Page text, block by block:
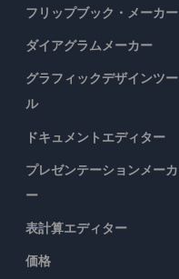
フリップブック・メーカー
ダイアグラムメーカー
グラフィックデザインツー
ル
ドキュメントエディター
プレゼンテーションメーカ
ー
表計算エディター
価格